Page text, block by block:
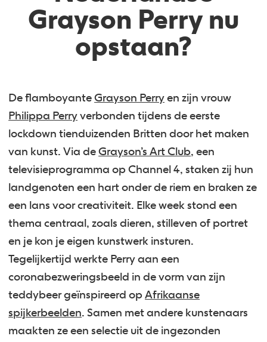
Grayson Perry nu
opstaan?
De flamboyanteGrayson Perry en zijn vrouw
Philippa Perry verbonden tijdens de eerste
lockdown tienduizenden Britten door het maken
van kunst. Via deGrayson’s Art Club, een
televisieprogramma op Channel 4, staken zij hun
landgenoten een hart onder de riem en braken ze
een lans voor creativiteit. Elke week stond een
thema centraal, zoals dieren, stilleven of portret
en je kon je eigen kunstwerk insturen.
Tegelijkertijd werkte Perry aan een
coronabezweringsbeeld in de vorm van zijn
teddybeer geïnspireerd opAfrikaanse
spijkerbeelden. Samen met andere kunstenaars
maakten ze een selectie uit de ingezonden